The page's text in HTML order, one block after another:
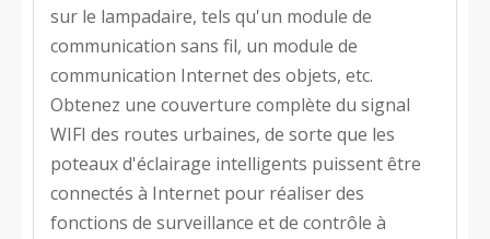
sur le lampadaire, tels qu'un module de
communication sans fil, un module de
communication Internet des objets, etc.
Obtenez une couverture complète du signal
WIFI des routes urbaines, de sorte que les
poteaux d'éclairage intelligents puissent être
connectés à Internet pour réaliser des
fonctions de surveillance et de contrôle à